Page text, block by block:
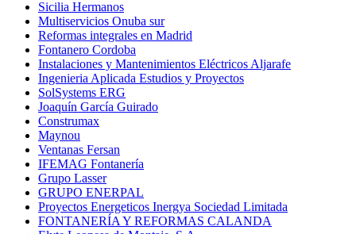
Sicilia Hermanos
Multiservicios Onuba sur
Reformas integrales en Madrid
Fontanero Cordoba
Instalaciones y Mantenimientos Eléctricos Aljarafe
Ingenieria Aplicada Estudios y Proyectos
SolSystems ERG
Joaquín García Guirado
Construmax
Maynou
Ventanas Fersan
IFEMAG Fontanería
Grupo Lasser
GRUPO ENERPAL
Proyectos Energeticos Inergya Sociedad Limitada
FONTANERÍA Y REFORMAS CALANDA